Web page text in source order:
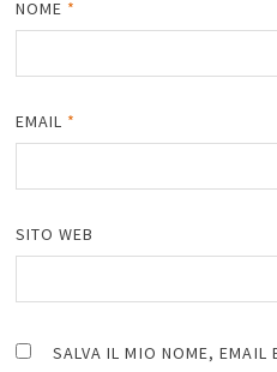
NOME *
EMAIL *
SITO WEB
SALVA IL MIO NOME, EMAIL